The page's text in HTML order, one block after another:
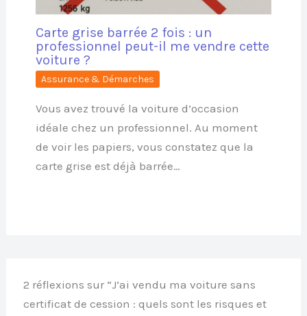
Carte grise barrée 2 fois : un
professionnel peut-il me vendre cette
voiture ?
Assurance & Démarches
Vous avez trouvé la voiture d’occasion
idéale chez un professionnel. Au moment
de voir les papiers, vous constatez que la
carte grise est déjà barrée…
2 réflexions sur “J’ai vendu ma voiture sans
certificat de cession : quels sont les risques et